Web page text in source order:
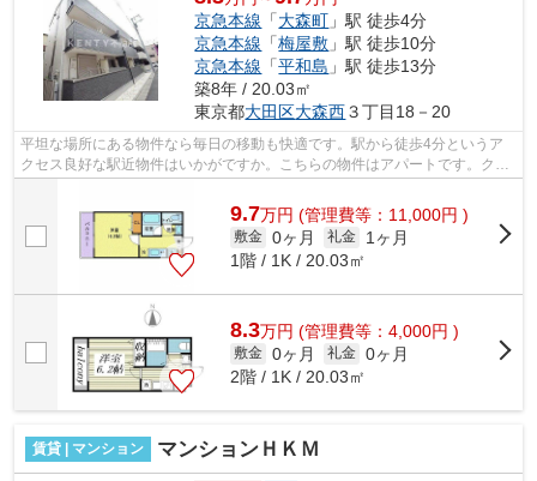
京急本線 「大森町 」駅 徒歩4分
京急本線 「梅屋敷 」駅 徒歩10分
京急本線 「平和島 」駅 徒歩13分
築8年 / 20.03㎡
東京都大田区大森西３丁目18－20
平坦な場所にある物件なら毎日の移動も快適です。駅から徒歩4分というア
クセス良好な駅近物件はいかがですか。こちらの物件はアパートです。クレ
9.7万円 (管理費等：11,000円 )
敷金 0ヶ月 礼金
1ヶ月
1階 / 1K / 20.03㎡
8.3万円 (管理費等：4,000円 )
敷金 0ヶ月 礼金 0ヶ月
2階 / 1K / 20.03㎡
賃貸 | マンション マンションＨＫＭ